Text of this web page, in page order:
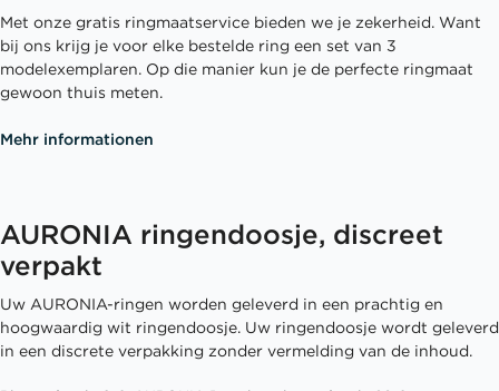
Met onze gratis ringmaatservice bieden we je zekerheid. Want
bij ons krijg je voor elke bestelde ring een set van 3
modelexemplaren. Op die manier kun je de perfecte ringmaat
gewoon thuis meten.
Mehr informationen
AURONIA ringendoosje, discreet
verpakt
Uw AURONIA-ringen worden geleverd in een prachtig en
hoogwaardig wit ringendoosje. Uw ringendoosje wordt geleverd
in een discrete verpakking zonder vermelding van de inhoud.